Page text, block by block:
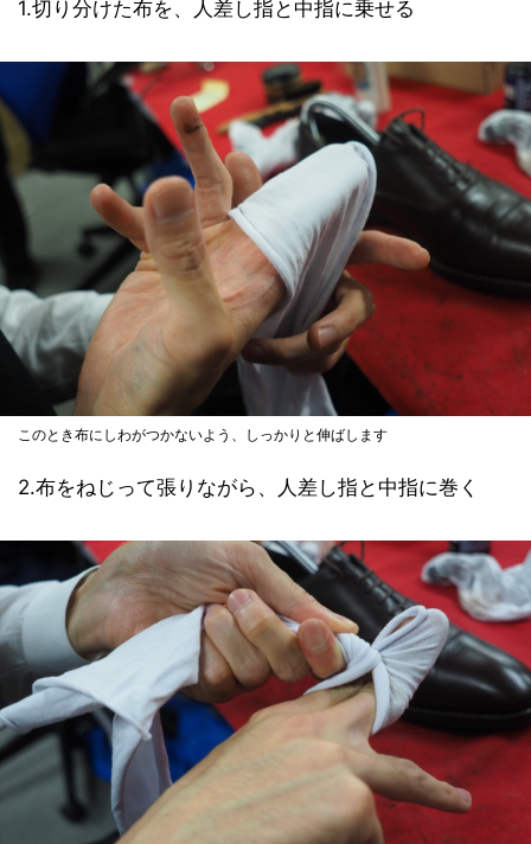
1.切り分けた布を、人差し指と中指に乗せる
このとき布にしわがつかないよう、しっかりと伸ばします
2.布をねじって張りながら、人差し指と中指に巻く